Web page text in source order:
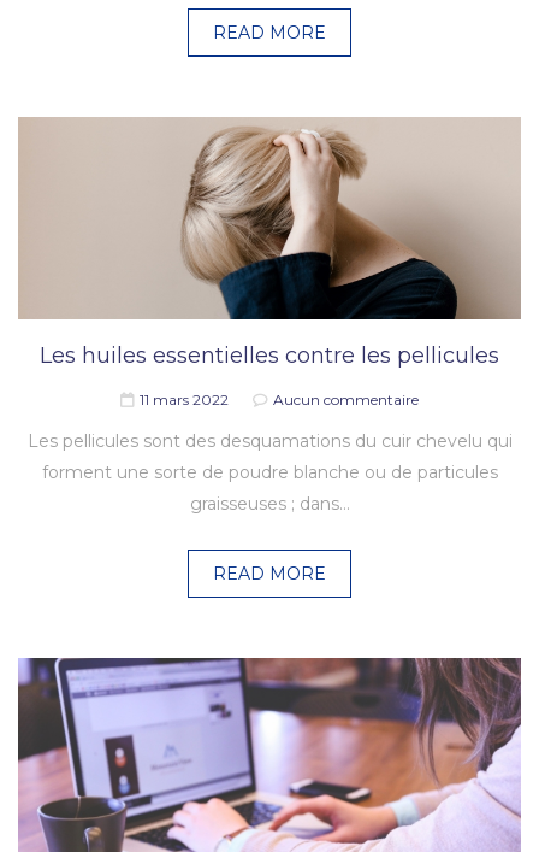
READ MORE
Les huiles essentielles contre les pellicules
11 mars 2022 Aucun commentaire
Les pellicules sont des desquamations du cuir chevelu qui
forment une sorte de poudre blanche ou de particules
graisseuses ; dans…
READ MORE